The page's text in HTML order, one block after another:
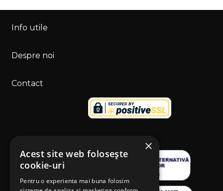
Info utile
Despre noi
Contact
×
Acest site web folosește
cookie-uri
Pentru o experienta mai buna folosim